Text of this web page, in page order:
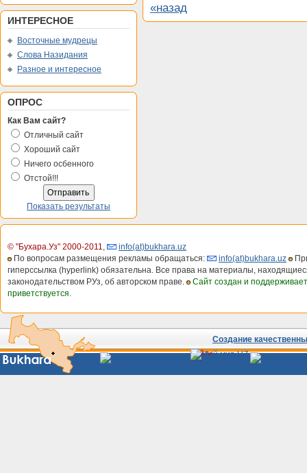
ИНТЕРЕСНОЕ
Восточные мудрецы
Слова Назидания
Разное и интересное
ОПРОС
Как Вам сайт?
Отличный сайт
Хороший сайт
Ничего осбенного
Отстой!!!
Показать результаты
«назад
© "Бухара.Уз" 2000-2011,
info(at)bukhara.uz
По вопросам размещения рекламы обращаться:
info(at)bukhara.uz
гиперссылка (hyperlink) обязательна. Все права на материалы,
законодательством РУз, об авторском праве.
Сайт создан и
приветствуется.
Создание
Сайты
Узбекистана